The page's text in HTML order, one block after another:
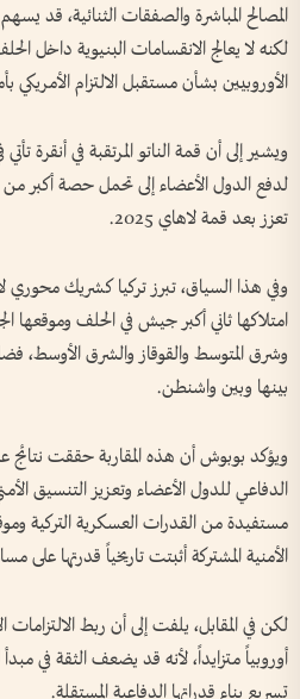
المصالح المباشرة والصفقات الثنائية، قد
لكنه لا يعالج الانقسامات البنيوية داخل
الأوروبيين بشأن مستقبل الالتزام الأمريكي
ويشير إلى أن قمة الناتو المرتقبة في أنقرة
لدفع الدول الأعضاء إلى تحمل حصة أكبر من
تعزز بعد قمة لاهاي 2025.
وفي هذا السياق، تبرز تركيا كشريك محوري
امتلاكها ثاني أكبر جيش في الحلف وموقعها
وشرق المتوسط والقوقاز والشرق الأوسط،
بينها وبين واشنطن.
ويؤكد بوبوش أن هذه المقاربة حققت نتائج
الدفاعي للدول الأعضاء وتعزيز التنسيق
مستفيدة من القدرات العسكرية التركية
الأمنية المشتركة أثبتت تاريخياً قدرتها
لكن في المقابل، يلفت إلى أن ربط الالتزامات
أوروبياً متزايداً، لأنه قد يضعف الثقة في
تسريع بناء قدراتها الدفاعية المستقلة.